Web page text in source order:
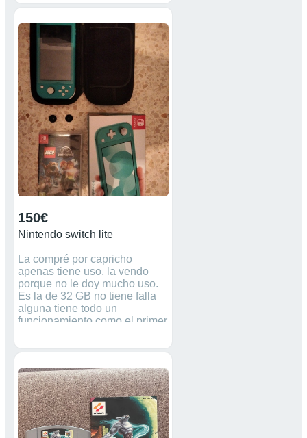
150€
Nintendo switch lite
La compré por capricho
apenas tiene uso, la vendo
porque no le doy mucho uso.
Es la de 32 GB no tiene falla
alguna tiene todo un
funcionamiento como el primer
original y vender los juegos de
en la primera foto en pack por
180 con la consola o 40
aparte. también acepto cambio
por Xbox one s o x y por Ps4.
trato preferiblemente en mano,
pero también hago envios.